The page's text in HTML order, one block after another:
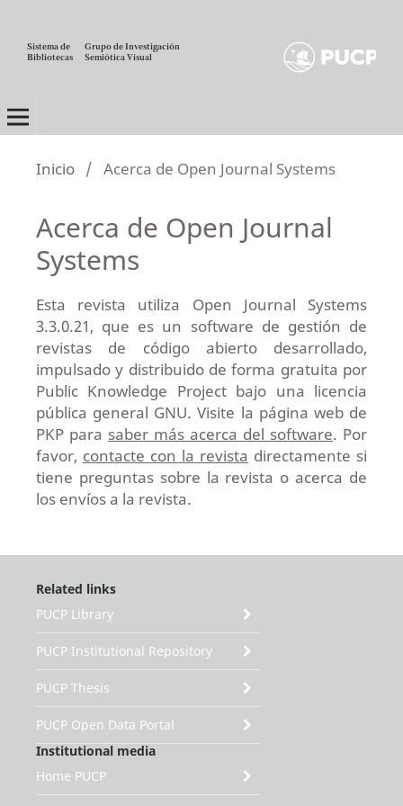
Sistema de
Bibliotecas
Grupo de Investigación
Semiótica Visual
Inicio / Acerca de Open Journal Systems
Acerca de Open Journal
Systems
Esta revista utiliza Open Journal Systems
3.3.0.21, que es un software de gestión de
revistas de código abierto desarrollado,
impulsado y distribuido de forma gratuita por
Public Knowledge Project bajo una licencia
pública general GNU. Visite la página web de
PKP para saber más acerca del software. Por
favor, contacte con la revista directamente si
tiene preguntas sobre la revista o acerca de
los envíos a la revista.
Related links
PUCP Library
PUCP Institutional Repository
PUCP Thesis
PUCP Open Data Portal
Institutional media
Home PUCP